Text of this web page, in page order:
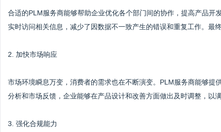
合适的PLM服务商能够帮助企业优化各个部门间的协作，提高产品
实时访问相关信息，减少了因数据不一致产生的错误和重复工作。最
2. 加快市场响应
市场环境瞬息万变，消费者的需求也在不断演变。PLM服务商能够
分析和市场反馈，企业能够在产品设计和改善方面做出及时调整，以
3. 强化合规能力